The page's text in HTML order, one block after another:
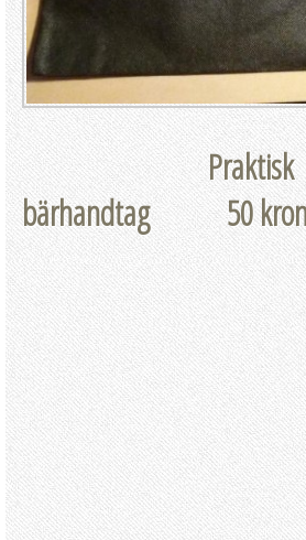
Praktisk
bärhandtag 50